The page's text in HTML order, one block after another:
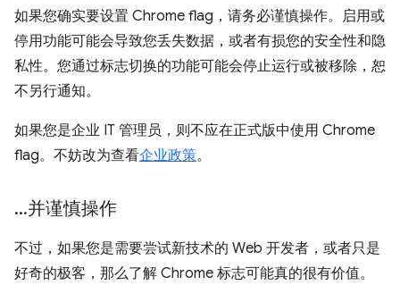
如果您确实要设置 Chrome flag，请务必谨慎操作。启用或
停用功能可能会导致您丢失数据，或者有损您的安全性和隐
私性。您通过标志切换的功能可能会停止运行或被移除，恕
不另行通知。
如果您是企业 IT 管理员，则不应在正式版中使用 Chrome
flag。不妨改为查看企业政策。
...并谨慎操作
不过，如果您是需要尝试新技术的 Web 开发者，或者只是
好奇的极客，那么了解 Chrome 标志可能真的很有价值。